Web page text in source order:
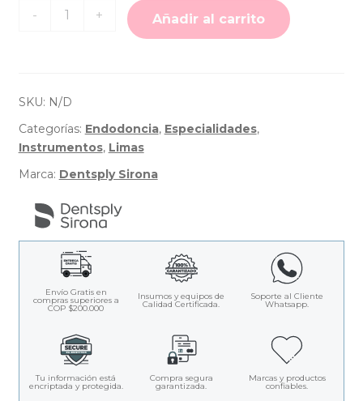
de
Access
-
Dentsply
- + Añadir al carrito
SKU: N/D
Categorías: Endodoncia, Especialidades,
Instrumentos, Limas
Marca: Dentsply Sirona
Envío Gratis en
compras superiores a
COP $200.000
Insumos y equipos de
Calidad Certificada.
Soporte al Cliente
Whatsapp.
Tu información está
encriptada y protegida.
Compra segura
garantizada.
Marcas y productos
confiables.